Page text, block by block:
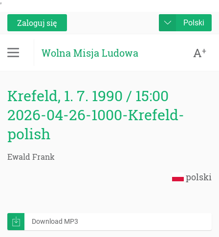
'
Zaloguj się
Polski
Wolna Misja Ludowa A+
Krefeld, 1. 7. 1990 / 15:00
2026-04-26-1000-Krefeld-
polish
Ewald Frank
polski
Download MP3